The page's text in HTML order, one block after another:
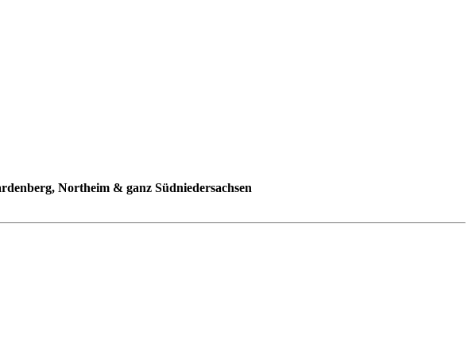
Northeim & ganz Südniedersachsen